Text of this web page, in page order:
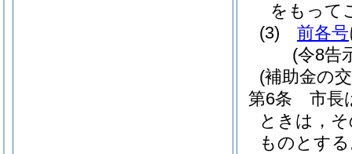
をもって
(3)
前各号
(令8告
(補助金の
第6条
市長
ときは，
ものとす